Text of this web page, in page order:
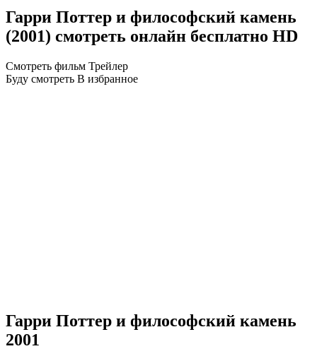
Гарри Поттер и философский камень
(2001) смотреть онлайн бесплатно HD
Смотреть фильм Трейлер
Буду смотреть В избранное
Гарри Поттер и философский камень
2001